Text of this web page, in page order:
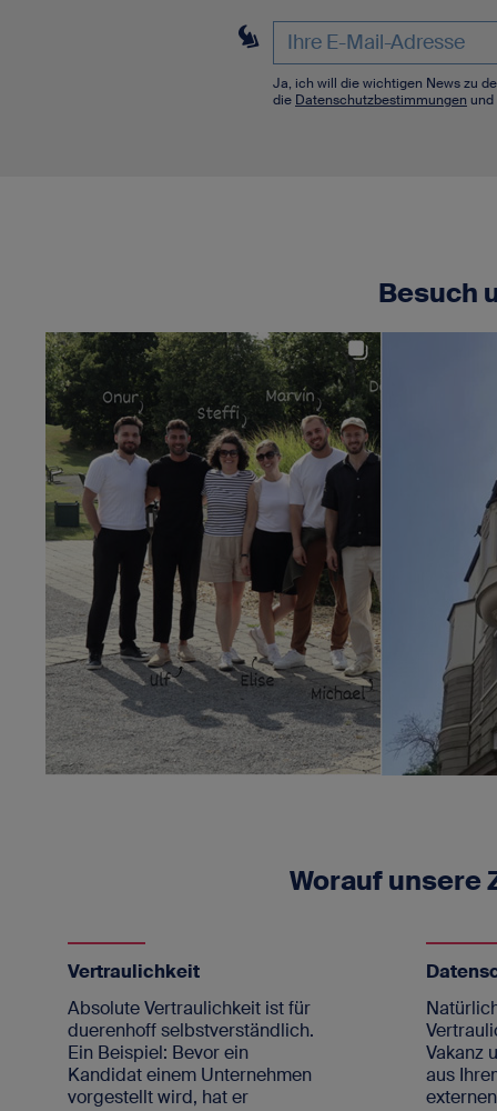
Ja, ich will die wichtigen News zu
die Datenschutzbestimmungen
Besuch
Worauf unsere
Vertraulichkeit
Absolute Vertraulichkeit ist für
duerenhoff selbstverständlich.
Ein Beispiel: Bevor ein
Kandidat einem Unternehmen
vorgestellt wird, hat er
Vakanz
aus
externen